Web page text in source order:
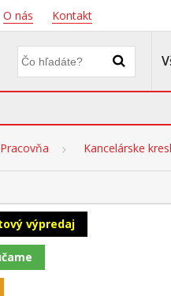
O nás Kontakt
Pracovňa Kancelárske
výpredaj